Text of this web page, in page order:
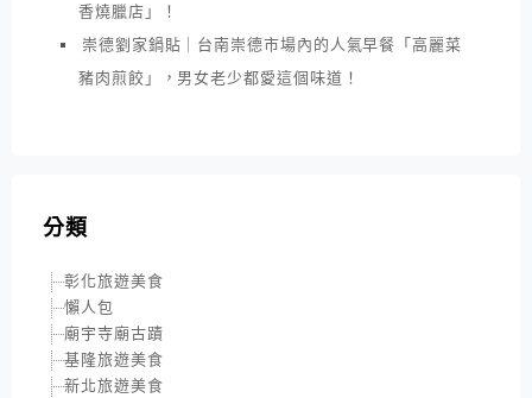
香燒臘店」！
崇德劉家鍋貼｜台南崇德市場內的人氣早餐「高麗菜
豬肉煎餃」，男女老少都愛這個味道！
分類
彰化旅遊美食
懶人包
廟宇寺廟古蹟
基隆旅遊美食
新北旅遊美食